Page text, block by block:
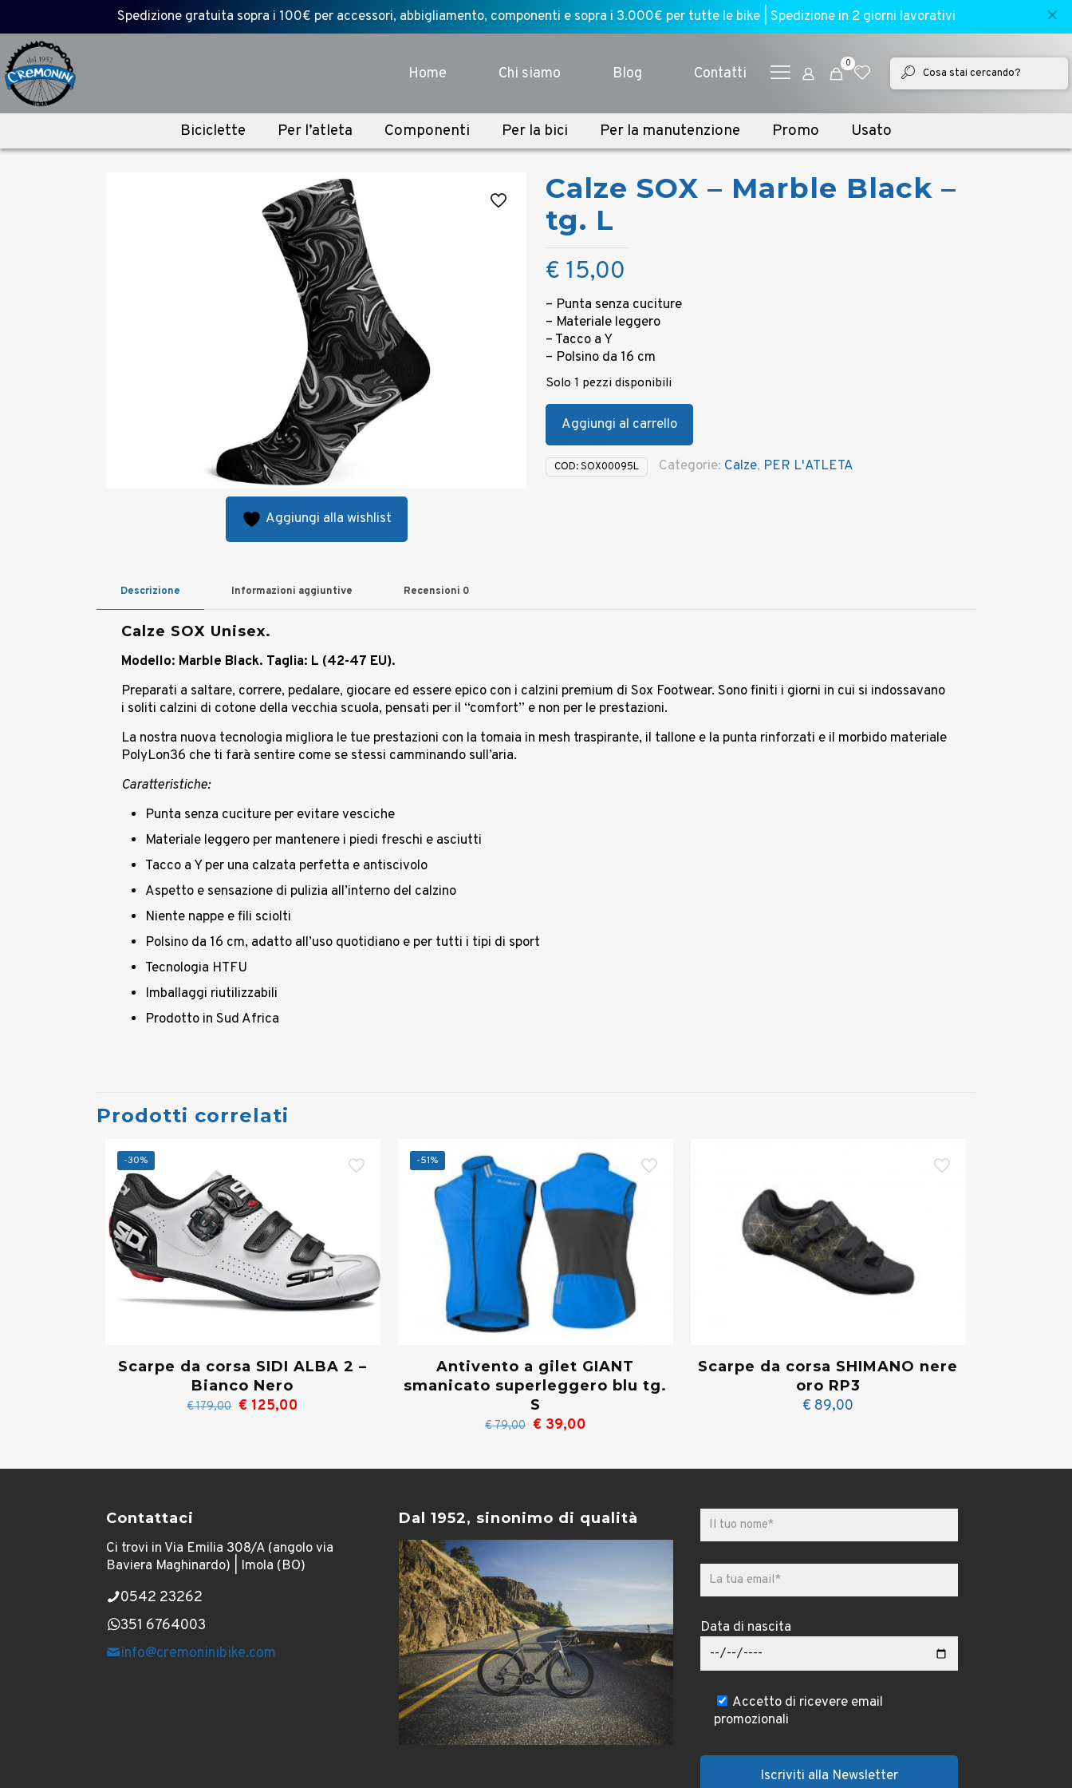
Spedizione gratuita sopra i 100€ per accessori, abbigliamento, componenti e sopra i 3.000€ per tutte le bike | Spedizione in 2 giorni lavorativi ✕
Home Chi siamo Blog Contatti
0
Biciclette Per l’atleta Componenti Per la bici Per la manutenzione Promo Usato
Aggiungi alla wishlist
Calze SOX – Marble Black –
tg. L
€ 15,00
– Punta senza cuciture
– Materiale leggero
– Tacco a Y
– Polsino da 16 cm
Solo 1 pezzi disponibili
Aggiungi al carrello
COD:SOX00095L Categorie: Calze, PER L'ATLETA
Descrizione Informazioni aggiuntive Recensioni 0
Calze SOX Unisex.
Modello: Marble Black. Taglia: L (42-47 EU).
Preparati a saltare, correre, pedalare, giocare ed essere epico con i calzini premium di Sox Footwear. Sono finiti i giorni in cui si indossavano
i soliti calzini di cotone della vecchia scuola, pensati per il “comfort” e non per le prestazioni.
La nostra nuova tecnologia migliora le tue prestazioni con la tomaia in mesh traspirante, il tallone e la punta rinforzati e il morbido materiale
PolyLon36 che ti farà sentire come se stessi camminando sull’aria.
Caratteristiche:
Punta senza cuciture per evitare vesciche
Materiale leggero per mantenere i piedi freschi e asciutti
Tacco a Y per una calzata perfetta e antiscivolo
Aspetto e sensazione di pulizia all’interno del calzino
Niente nappe e fili sciolti
Polsino da 16 cm, adatto all’uso quotidiano e per tutti i tipi di sport
Tecnologia HTFU
Imballaggi riutilizzabili
Prodotto in Sud Africa
Prodotti correlati
-30%
Scarpe da corsa SIDI ALBA 2 –
Bianco Nero
€179,00 Il
€ 125,00
-51%
Antivento a gilet GIANT
smanicato superleggero blu tg.
S
€79,00 Il
€39,00Il
Scarpe da corsa SHIMANO nere
oro RP3
€ 89,00
Contattaci
Ci trovi in Via Emilia 308/A (angolo via
Baviera Maghinardo) | Imola (BO)
0542 23262
351 6764003
info@cremoninibike.com
Dal 1952, sinonimo di qualità
Data di nascita
Accetto di ricevere email
promozionali